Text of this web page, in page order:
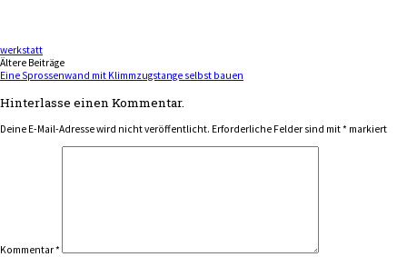
werkstatt
Beitragsnavigation
Ältere Beiträge
Eine Sprossenwand mit Klimmzugstange selbst bauen
Hinterlasse einen Kommentar.
Deine E-Mail-Adresse wird nicht veröffentlicht. Erforderliche Felder sind mit* markiert
Kommentar*